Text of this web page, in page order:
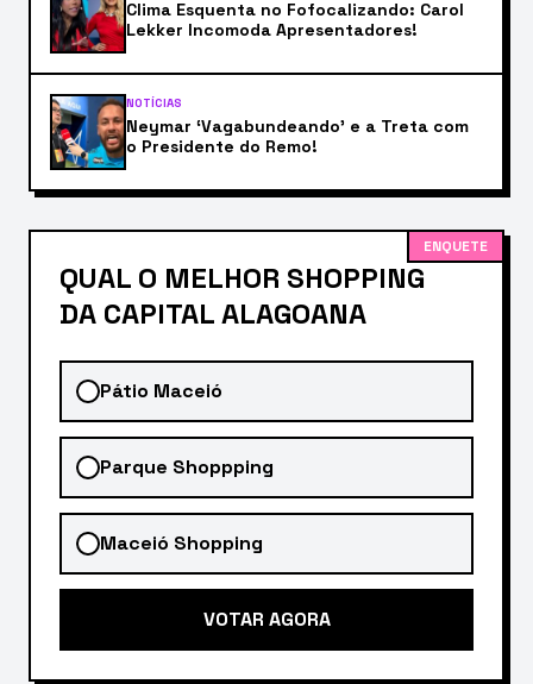
Clima Esquenta no Fofocalizando: Carol
Lekker Incomoda Apresentadores!
NOTÍCIAS
Neymar ‘Vagabundeando’ e a Treta com
o Presidente do Remo!
ENQUETE
QUAL O MELHOR SHOPPING
DA CAPITAL ALAGOANA
Pátio Maceió
Parque Shoppping
Maceió Shopping
VOTAR AGORA